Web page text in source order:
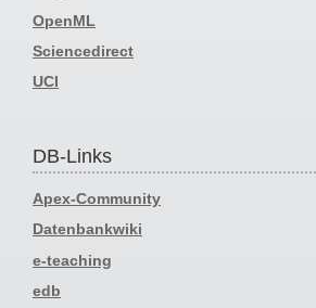
OpenML
Sciencedirect
UCI
DB-Links
Apex-Community
Datenbankwiki
e-teaching
edb